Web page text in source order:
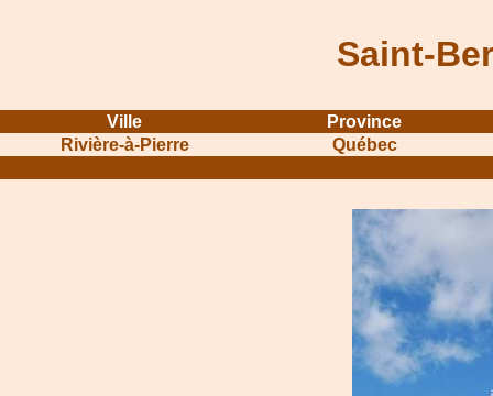
Saint-
Ville
Province
Rivière-à-Pierre
Québec